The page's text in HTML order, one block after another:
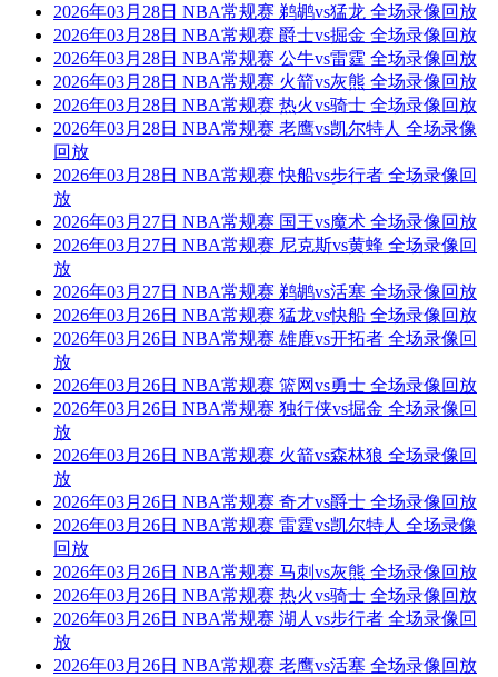
2026年03月28日 NBA常规赛 鹈鹕vs猛龙 全场录像回放
2026年03月28日 NBA常规赛 爵士vs掘金 全场录像回放
2026年03月28日 NBA常规赛 公牛vs雷霆 全场录像回放
2026年03月28日 NBA常规赛 火箭vs灰熊 全场录像回放
2026年03月28日 NBA常规赛 热火vs骑士 全场录像回放
2026年03月28日 NBA常规赛 老鹰vs凯尔特人 全场录像
回放
2026年03月28日 NBA常规赛 快船vs步行者 全场录像回
放
2026年03月27日 NBA常规赛 国王vs魔术 全场录像回放
2026年03月27日 NBA常规赛 尼克斯vs黄蜂 全场录像回
放
2026年03月27日 NBA常规赛 鹈鹕vs活塞 全场录像回放
2026年03月26日 NBA常规赛 猛龙vs快船 全场录像回放
2026年03月26日 NBA常规赛 雄鹿vs开拓者 全场录像回
放
2026年03月26日 NBA常规赛 篮网vs勇士 全场录像回放
2026年03月26日 NBA常规赛 独行侠vs掘金 全场录像回
放
2026年03月26日 NBA常规赛 火箭vs森林狼 全场录像回
放
2026年03月26日 NBA常规赛 奇才vs爵士 全场录像回放
2026年03月26日 NBA常规赛 雷霆vs凯尔特人 全场录像
回放
2026年03月26日 NBA常规赛 马刺vs灰熊 全场录像回放
2026年03月26日 NBA常规赛 热火vs骑士 全场录像回放
2026年03月26日 NBA常规赛 湖人vs步行者 全场录像回
放
2026年03月26日 NBA常规赛 老鹰vs活塞 全场录像回放